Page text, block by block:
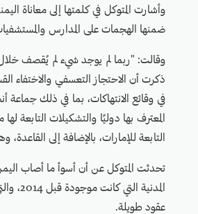
وأشارت المتوكل في كلمتها إلى معاناة
ضمنها الهجمات على المدارس
وقالت: "ربما لم يوجد شيء لم يُقصف
ذكرت أن الاحتجاز التعسفي والاختفاء
في وقائع الانتهاكات، بما في ذلك جماعة
المعترف بها دوليًا والتشكيلات التابعة
التابعة للإمارات، بالإضافة إلى
تحدثت المتوكل عن أن أسوأ ما أصاب
عقود طويلة.